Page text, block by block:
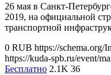
26 мая в Санкт-
2019, на официальной
транспортной
0 RUB https://schema.org/
https://kuda-spb.ru/event/
Бесплатно 2.1K 36